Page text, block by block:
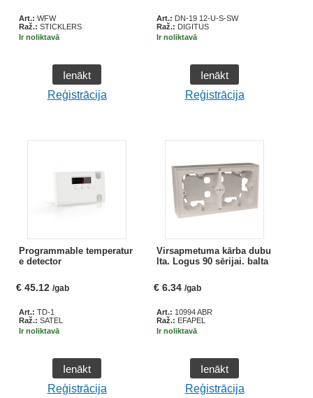
Art.: WFW
Raž.: STICKLERS
Ir noliktavā
Ienākt
Reģistrācija
Art.: DN-19 12-U-S-SW
Raž.: DIGITUS
Ir noliktavā
Ienākt
Reģistrācija
Programmable temperatur
e detector
€ 45.12 /gab
Art.: TD-1
Raž.: SATEL
Ir noliktavā
Ienākt
Reģistrācija
Virsapmetuma kārba dubu
lta. Logus 90 sērijai. balta
€ 6.34 /gab
Art.: 10994 ABR
Raž.: EFAPEL
Ir noliktavā
Ienākt
Reģistrācija